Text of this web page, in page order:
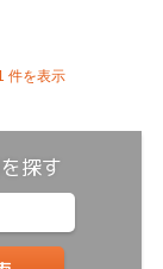
件を表示
探す